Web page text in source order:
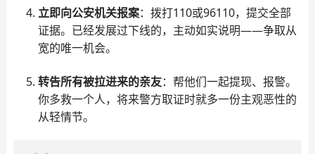
立即向公安机关报案：拨打110或96110，提交全部
证据。已经发展过下线的，主动如实说明——争取从
宽的唯一机会。
转告所有被拉进来的亲友：帮他们一起提现、报警。
你多救一个人，将来警方取证时就多一份主观恶性的
从轻情节。